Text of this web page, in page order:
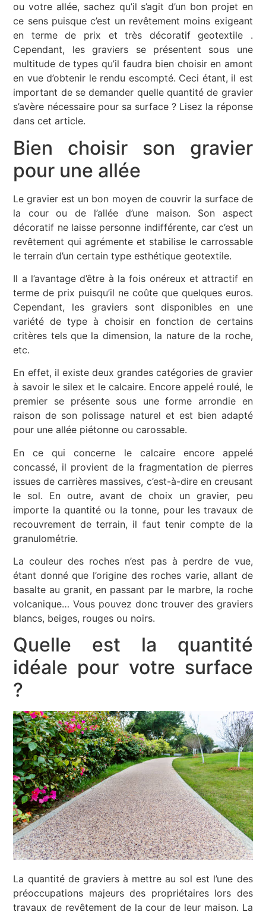
ou votre allée, sachez qu’il s’agit d’un bon projet en
ce sens puisque c’est un revêtement moins exigeant
en terme de prix et très décoratifgeotextile
.
Cependant, les graviers se présentent sous une
multitude de types qu’il faudra bien choisir en amont
en vue d’obtenir le rendu escompté. Ceci étant, il est
important de se demander quelle quantité de gravier
s’avère nécessaire pour sa surface ? Lisez la réponse
dans cet article.
Bien choisir son gravier
pour une allée
Le gravier est un bon moyen de couvrir la surface de
la cour ou de l’allée d’une maison. Son aspect
décoratif ne laisse personne indifférente, car c’est un
revêtement qui agrémente et stabilisele carrossable
le terrain d’un certaintype esthétiquegeotextile.
Il a l’avantage d’être à la fois onéreux et attractif en
terme de prix puisqu’il ne coûte que quelques euros.
Cependant, les graviers sont disponibles en une
variété de type à choisir en fonction de certains
critères tels que la dimension, la nature de la roche,
etc.
En effet, il existe deux grandes catégories de gravier
à savoir le silex et le calcaire. Encore appelé roulé, le
premier se présente sous une forme arrondie en
raison de son polissage naturel et est bien adapté
pour une allée piétonne ou carossable.
En ce qui concerne le calcaire encore appelé
concassé, il provient de la fragmentation de pierres
issues de carrières massives, c’est-à-dire en creusant
le sol. En outre, avant de choix un gravier, peu
importe la quantité ou la tonne, pour les travaux de
recouvrement de terrain, il faut tenir compte de la
granulométrie.
La couleur des roches n’est pas à perdre de vue,
étant donné que l’origine des roches varie, allant de
basalte au granit, en passant par le marbre, la roche
volcanique… Vous pouvez donc trouver des graviers
blancs, beiges, rouges ou noirs.
Quelle est la quantité
idéale pour votre surface
?
La quantité de graviers à mettre au sol est l’une des
préoccupations majeurs des propriétaires lors des
travaux de revêtement de la cour de leur maison. La